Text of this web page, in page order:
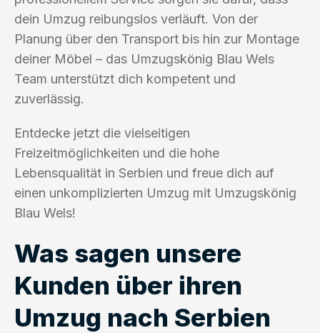
dein Umzug reibungslos verläuft. Von der
Planung über den Transport bis hin zur Montage
deiner Möbel – das Umzugskönig Blau Wels
Team unterstützt dich kompetent und
zuverlässig.
Entdecke jetzt die vielseitigen
Freizeitmöglichkeiten und die hohe
Lebensqualität in Serbien und freue dich auf
einen unkomplizierten Umzug mit Umzugskönig
Blau Wels!
Was sagen unsere
Kunden über ihren
Umzug nach Serbien